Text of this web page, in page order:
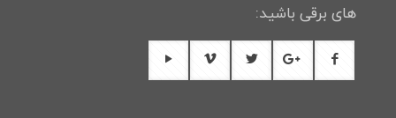
های برقی باشید: